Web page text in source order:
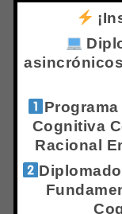
Certificado
¿PARA
con
género
asincrónicos
Cognitiva
Racional